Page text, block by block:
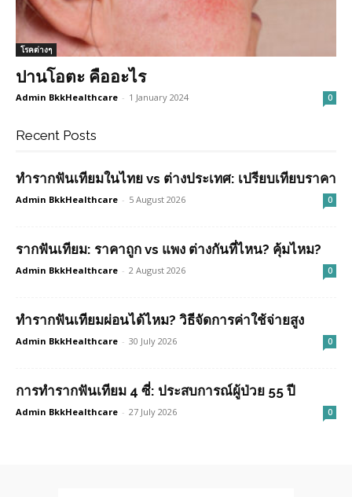
โรคต่างๆ
ปานโอตะ คืออะไร
Admin BkkHealthcare - 1 January 2024 0
Recent Posts
ทำรากฟันเทียมในไทย vs ต่างประเทศ: เปรียบเทียบราคา
Admin BkkHealthcare - 5 August 2026 0
รากฟันเทียม: ราคาถูก vs แพง ต่างกันที่ไหน? คุ้มไหม?
Admin BkkHealthcare - 2 August 2026 0
ทำรากฟันเทียมผ่อนได้ไหม? วิธีจัดการค่าใช้จ่ายสูง
Admin BkkHealthcare - 30 July 2026 0
การทำรากฟันเทียม 4 ซี่: ประสบการณ์ผู้ป่วย 55 ปี
Admin BkkHealthcare - 27 July 2026 0